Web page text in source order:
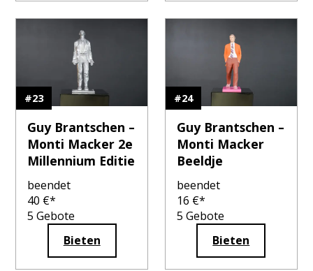
#23
Guy Brantschen –
Monti Macker 2e
Millennium Editie
beendet
40 €*
5 Gebote
Bieten
#24
Guy Brantschen –
Monti Macker
Beeldje
beendet
16 €*
5 Gebote
Bieten